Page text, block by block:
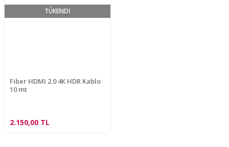
TÜKENDİ
Fiber HDMI 2.0 4K HDR Kablo
10 mt
2.150,00 TL